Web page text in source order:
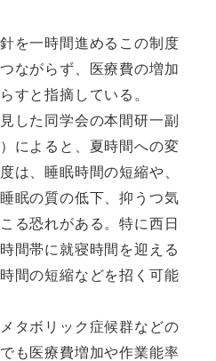
を一時間進めるこの制度
ながらず、医療費の増加
すと指摘している。
した同学会の本間研一副
によると、夏時間への変
は、睡眠時間の短縮や、
眠の質の低下、抑うつ気
る恐れがある。特に西日
間帯に就寝時間を迎える
間の短縮などを招く可能
タボリック症候群などの
も医療費増加や作業能率